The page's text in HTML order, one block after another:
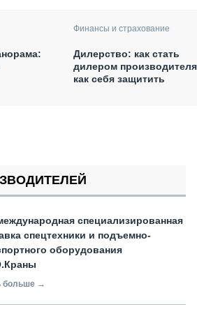
Финансы и страхование
Дилерство: как стать
дилером
как себя защитить
специализированная
спецтехники и подъемно-
оборудования
больше →